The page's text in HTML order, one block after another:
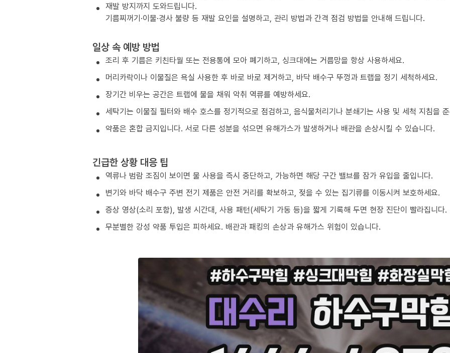
재발 방지까지 도와드립니다.
기름찌꺼기·이물·경사 불량 등 재발 요인을 설명하고, 관리 방법과 간격 점검 방법을 안내해 드립니다.
일상 속 예방 방법
조리 후 기름은 키친타월 또는 전용통에 모아 폐기하고, 싱크대에는 거름망을 항상 사용하세요.
머리카락이나 이물질은 욕실 사용한 후 바로 바로 제거하고, 바닥 배수구 뚜껑과 트랩을 정기 세척하세요.
장기간 비우는 공간은 트랩에 물을 채워 악취 역류를 예방하세요.
세탁기는 이물질 필터와 배수 호스를 정기적으로 점검하고, 음식물처리기나 분쇄기는 사용 및 세척 지침을
약품은 혼합 금지입니다. 서로 다른 성분을 섞으면 유해가스가 발생하거나 배관을 손상시킬 수 있습니다.
긴급한 상황 대응 팁
역류나 범람 조짐이 보이면 물 사용을 즉시 중단하고, 가능하면 해당 구간 밸브를 잠가 유입을 줄입니다.
변기와 바닥 배수구 주변 전기 제품은 안전 거리를 확보하고, 젖을 수 있는 집기류를 이동시켜 보호하세요.
증상 영상(소리 포함), 발생 시간대, 사용 패턴(세탁기 가동 등)을 짧게 기록해 두면 현장 진단이 빨라집니다.
무분별한 강성 약품 투입은 피하세요. 배관과 패킹의 손상과 유해가스 위험이 있습니다.